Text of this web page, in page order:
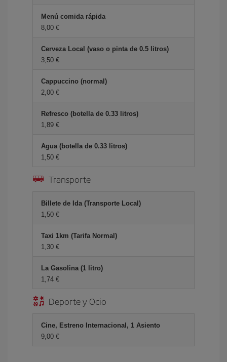
Menú comida rápida
8,00 €
Cerveza Local (vaso o pinta de 0.5 litros)
3,50 €
Cappuccino (normal)
2,00 €
Refresco (botella de 0.33 litros)
1,89 €
Agua (botella de 0.33 litros)
1,50 €
Transporte
Billete de Ida (Transporte Local)
1,50 €
Taxi 1km (Tarifa Normal)
1,30 €
La Gasolina (1 litro)
1,74 €
Deporte y Ocio
Cine, Estreno Internacional, 1 Asiento
9,00 €